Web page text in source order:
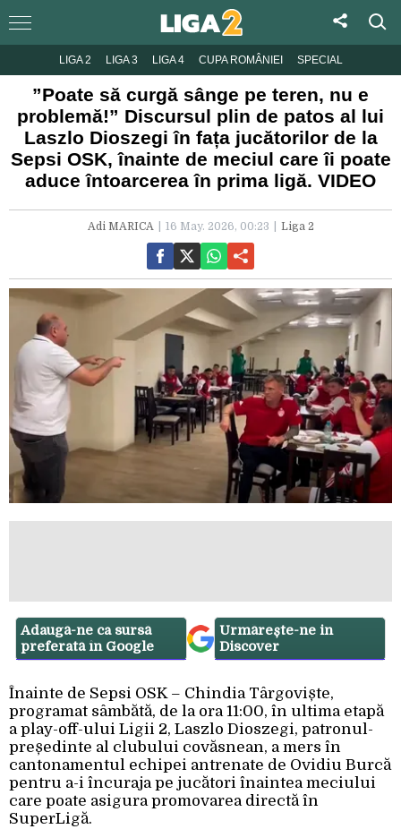
LIGA 2 LIGA 3 LIGA 4 CUPA ROMÂNIEI SPECIAL
”Poate să curgă sânge pe teren, nu e
problemă!” Discursul plin de patos al lui
Laszlo Dioszegi în fața jucătorilor de la
Sepsi OSK, înainte de meciul care îi poate
aduce întoarcerea în prima ligă. VIDEO
Adi MARICA 16 May. 2026, 00:23 Liga 2
Adaugă-ne ca sursă
preferată în Google
Urmărește-ne in
Discover
Înainte de Sepsi OSK – Chindia Târgoviște,
programat sâmbătă, de la ora 11:00, în ultima etapă
a play-off-ului Ligii 2, Laszlo Dioszegi, patronul-
președinte al clubului covăsnean, a mers în
cantonamentul echipei antrenate de Ovidiu Burcă
pentru a-i încuraja pe jucători înaintea meciului
care poate asigura promovarea directă în
SuperLigă.